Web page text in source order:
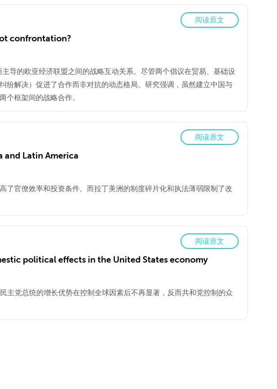
阅读原文
confrontation?
导的欧亚经济联盟之间的战略互动关系。尽管两个倡议在贸易、基础设
解决）促进了合作而非对抗的动态格局。研究强调，虽然建立中国与
个框架间的战略合作。
阅读原文
Latin America
官僚效率和投资条件。而拉丁美洲的制度碎片化和执法薄弱限制了改
阅读原文
political effects in the United States economy
主党总统的增长优势在控制全球因素后不再显著，反而共和党控制的众